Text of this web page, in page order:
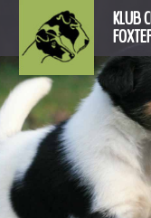
KLUB